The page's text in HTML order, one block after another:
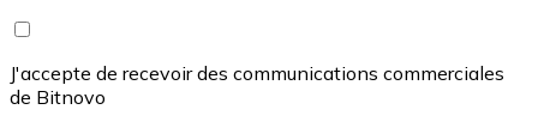
J'accepte de recevoir des communications commerciales
de Bitnovo